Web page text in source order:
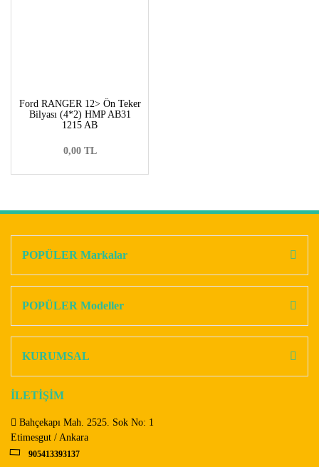
Ford RANGER 12> Ön Teker
Bilyası (4*2) HMP AB31
1215 AB
0,00 TL
POPÜLER Markalar
POPÜLER Modeller
KURUMSAL
İLETİŞİM
Bahçekapı Mah. 2525. Sok No: 1
Etimesgut / Ankara
905413393137